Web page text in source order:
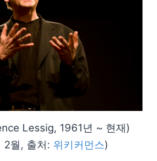
Lessig, 1961년 ~ 현재)
2월, 출처: 위키커먼스)